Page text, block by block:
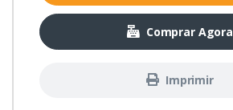
Comprar Agora
Imprimir